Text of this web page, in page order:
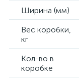
Ширина (мм)
Вес коробки,
кг
Кол-во в
коробке